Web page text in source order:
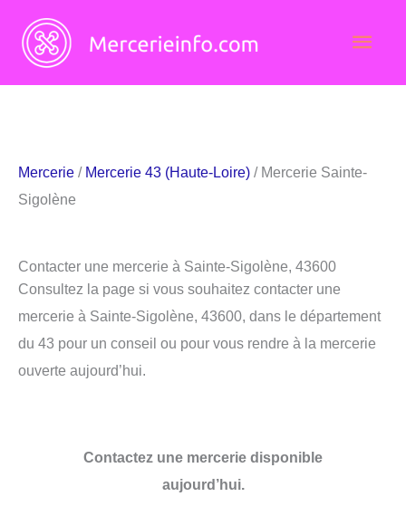
contenu
Mercerie / Mercerie 43 (Haute-Loire) / Mercerie Sainte-
Sigolène
Contacter une mercerie à Sainte-Sigolène, 43600
Consultez la page si vous souhaitez contacter une
mercerie à Sainte-Sigolène, 43600, dans le département
du 43 pour un conseil ou pour vous rendre à la mercerie
ouverte aujourd’hui.
Contactez une mercerie disponible
aujourd’hui.